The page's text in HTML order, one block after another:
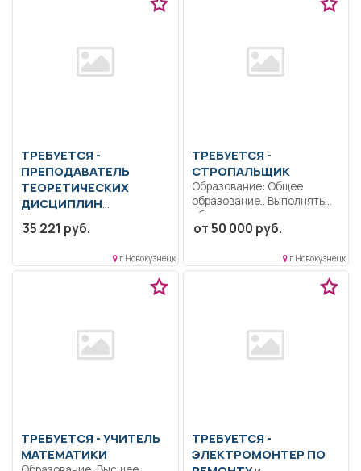
ТРЕБУЕТСЯ -
ПРЕПОДАВАТЕЛЬ
ТЕОРЕТИЧЕСКИХ
ДИСЦИПЛИН
профессиональное
учащихся теоретическим
35 221 руб.
г Новокузнецк
ТРЕБУЕТСЯ -
СТРОПАЛЬЩИК
Образование: Общее
образование.. Выполнять
обвязку и зацепку
металлоконструкций,
от 50 000 руб.
г Новокузнецк
ТРЕБУЕТСЯ - УЧИТЕЛЬ
МАТЕМАТИКИ
ТРЕБУЕТСЯ -
ЭЛЕКТРОМОНТЕР ПО